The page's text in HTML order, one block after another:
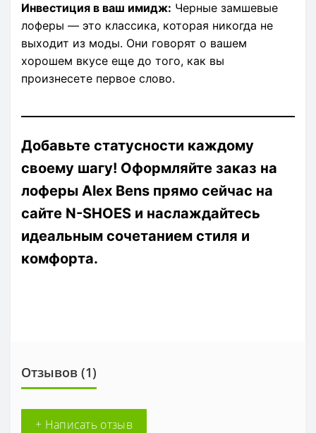
Инвестиция в ваш имидж: Черные замшевые
лоферы — это классика, которая никогда не
выходит из моды. Они говорят о вашем
хорошем вкусе еще до того, как вы
произнесете первое слово.
Добавьте статусности каждому
своему шагу! Оформляйте заказ на
лоферы Alex Bens прямо сейчас на
сайте N-SHOES и наслаждайтесь
идеальным сочетанием стиля и
комфорта.
Отзывов (1)
+ Написать отзыв